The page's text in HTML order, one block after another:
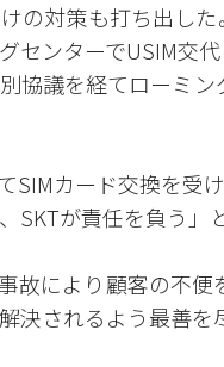
の対策も打ち出し
センターでUSIM交
協議を経てローミ
SIMカード交換を受
SKTが責任を負う」
故により顧客の不
決されるよう最善を